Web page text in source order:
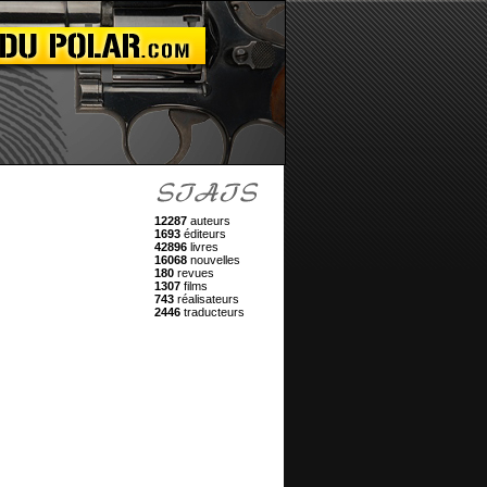
12287 auteurs
1693 éditeurs
42896 livres
16068 nouvelles
180 revues
1307 films
743 réalisateurs
2446 traducteurs